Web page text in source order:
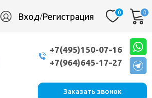
Вход/Регистрация 0 0
+7(495)150-07-16
+7(964)645-17-27
Заказать звонок